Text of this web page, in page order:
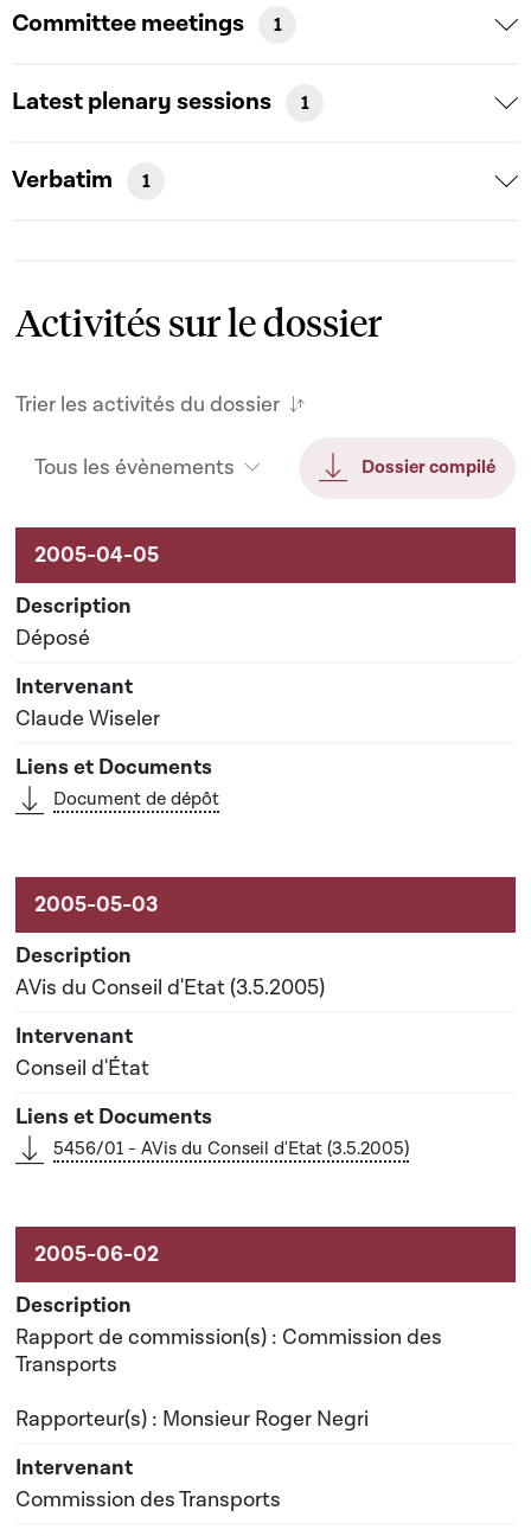
Committee meetings 1
Latest plenary sessions 1
Verbatim 1
Activités sur le dossier
Trier les activités du dossier
Tous les évènements Dossier compilé
Activités sur le dossier
Déposé
Claude Wiseler
Document de dépôt
AVis du Conseil d'Etat (3.5.2005)
Conseil d'État
5456/01 - AVis du Conseil d'Etat (3.5.2005)
Rapport de commission(s) : Commission des
Transports
Rapporteur(s) : Monsieur Roger Negri
Commission des Transports